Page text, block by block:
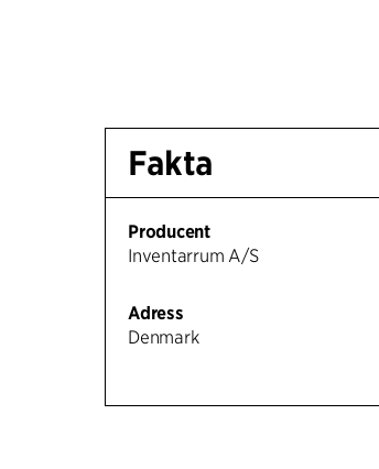
Fakta
Producent
Inventarrum A/S
Adress
Denmark